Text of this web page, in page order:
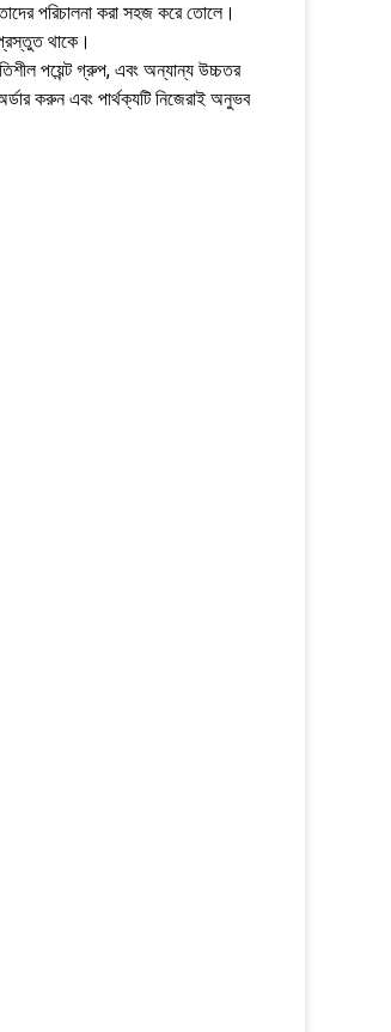
পরিচালনা করা সহজ করে তোলে।
থাকে।
পয়েন্ট গ্রুপ, এবং অন্যান্য উচ্চতর
করুন এবং পার্থক্যটি নিজেরাই অনুভব